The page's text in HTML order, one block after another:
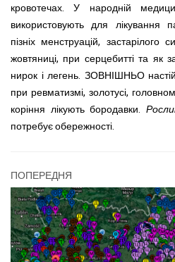
кровотечах. У народній
використовують для лікування
пізніх менструацій, застарілого
жовтяниці, при серцебитті та як
нирок і легень. ЗОВНІШНЬО
при ревматизмі, золотусі,
коріння лікують бородавки.
потребує обережності.
ПОПЕРЕДНЯ